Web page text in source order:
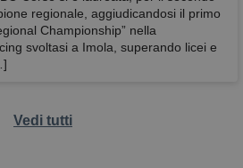
regionale, aggiudicandosi il primo
Championship” nella
svoltasi a Imola, superando licei e
Vedi tutti